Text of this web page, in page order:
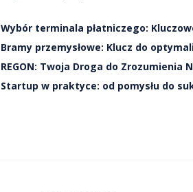
Wybór terminala płatniczego:
Bramy przemysłowe: Klucz do
REGON: Twoja Droga do
Startup w praktyce: od pomysłu do